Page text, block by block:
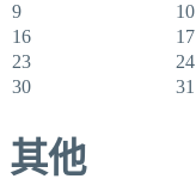
9
10
16
17
23
24
30
31
其他